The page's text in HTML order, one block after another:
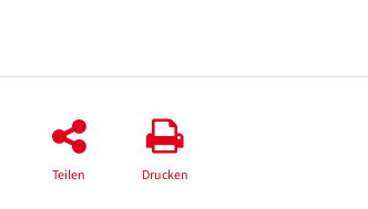
Teilen Drucken